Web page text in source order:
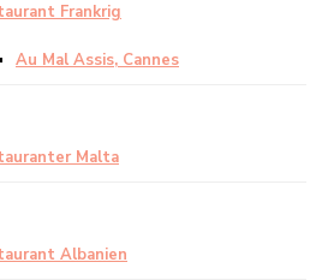
Frankrig
Au Mal Assis, Cannes
Malta
Albanien